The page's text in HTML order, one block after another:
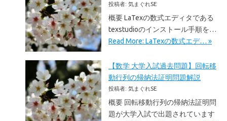
投稿者: 気まぐれSE
概要 LaTexの数式エディタである
texstudioのインストール手順を…
Read More: LaTexの数式エデ… »
【数学 大学入試過去問題】回転移
動行列の帰納法証明問題解説
投稿者: 気まぐれSE
概要 回転移動行列の帰納法証明問
題が大学入試で出題されています